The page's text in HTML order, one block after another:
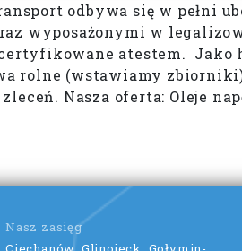
odbywa się w pełni
wyposażonymi w
atestem.
rolne (wstawiamy
Nasza oferta: Oleje
Nasz zasięg